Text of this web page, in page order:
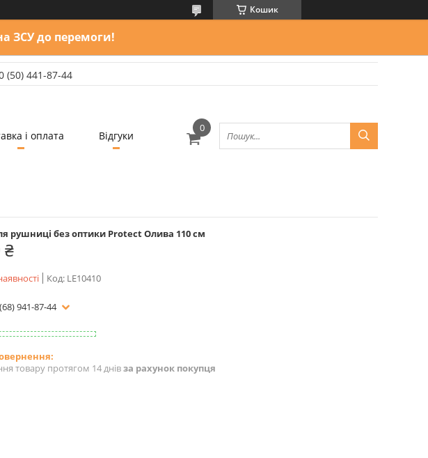
Кошик
ЗСУ до перемоги!
(50) 441-87-44
і оплата Відгуки
рушниці без оптики Protect Олива 110 см
₴
Код: LE10410
941-87-44
товару протягом 14 днівза рахунок покупця